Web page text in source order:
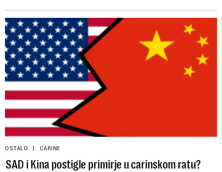
OSTALO CARINE
SAD i Kina postigle primirje u carinskom ratu?